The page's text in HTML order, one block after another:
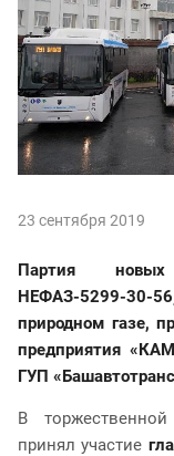
23 сентября 2019
Партия новых
НЕФАЗ-5299-30-
природном газе,
предприятия
ГУП
В
принял участие